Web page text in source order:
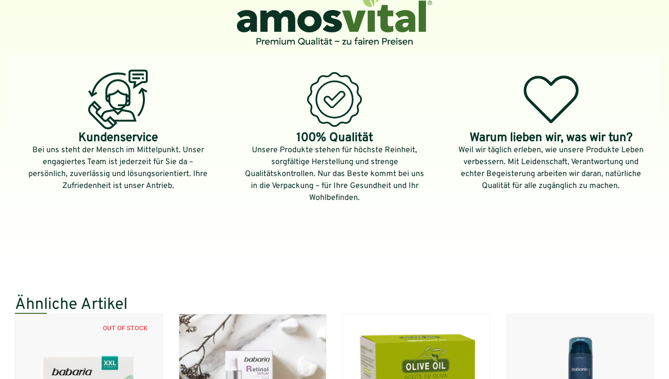
Kundenservice
Bei uns steht der Mensch im Mittelpunkt. Unser
engagiertes Team ist jederzeit für Sie da –
persönlich, zuverlässig und lösungsorientiert. Ihre
Zufriedenheit ist unser Antrieb.
100% Qualität
Unsere Produkte stehen für höchste Reinheit,
sorgfältige Herstellung und strenge
Qualitätskontrollen. Nur das Beste kommt bei uns
in die Verpackung – für Ihre Gesundheit und Ihr
Wohlbefinden.
Warum lieben wir, was wir tun?
Weil wir täglich erleben, wie unsere Produkte Leben
verbessern. Mit Leidenschaft, Verantwortung und
echter Begeisterung arbeiten wir daran, natürliche
Qualität für alle zugänglich zu machen.
Ähnliche Artikel
OUT OF STOCK